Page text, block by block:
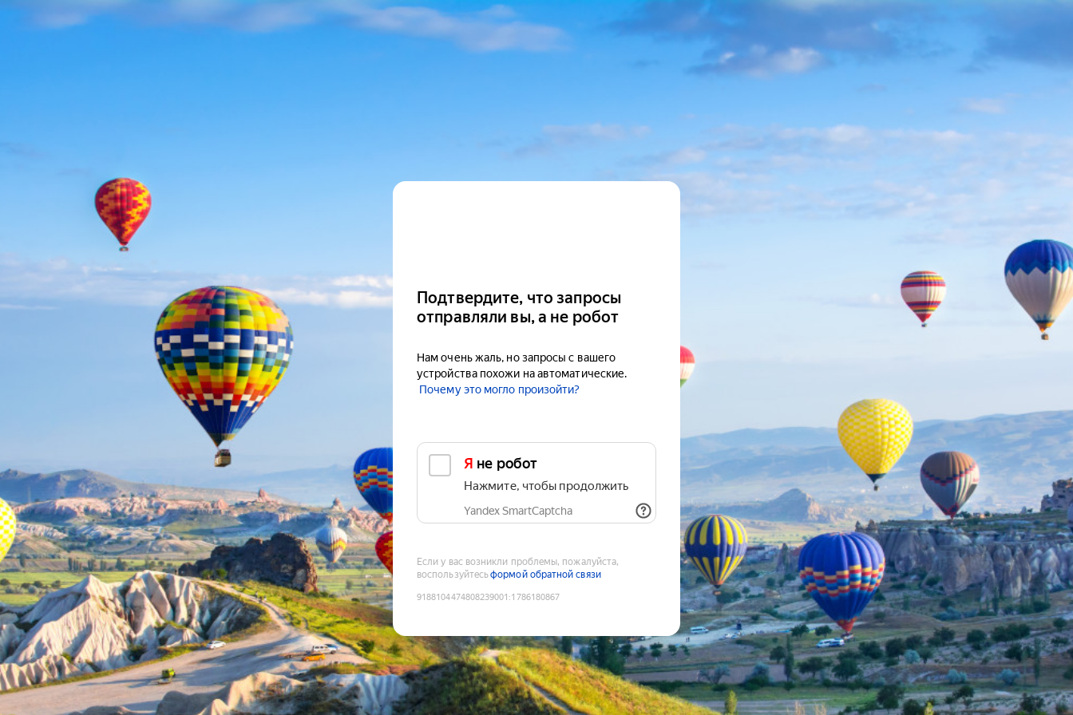
Подтвердите, что запросы
отправляли вы, а не робот
Нам очень жаль, но запросы с вашего
устройства похожи на автоматические.
Почему это могло произойти?
Я не робот
Нажмите, чтобы продолжить
Yandex SmartCaptcha
Если у вас возникли проблемы, пожалуйста,
воспользуйтесьформой обратной связи
9188104474808239001 :1786180867